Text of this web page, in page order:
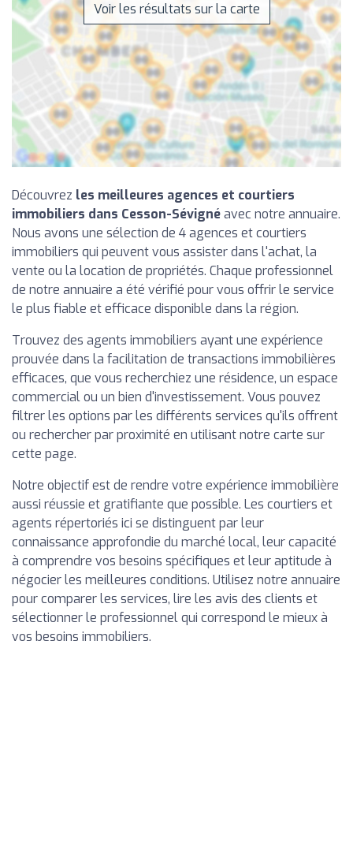
Voir les résultats sur la carte
Découvrez les meilleures agences et courtiers
immobiliers dans Cesson-Sévignéavec notre annuaire.
Nous avons une sélection de 4 agences et courtiers
immobiliers qui peuvent vous assister dans l'achat, la
vente ou la location de propriétés. Chaque professionnel
de notre annuaire a été vérifié pour vous offrir le service
le plus fiable et efficace disponible dans la région.
Trouvez des agents immobiliers ayant une expérience
prouvée dans la facilitation de transactions immobilières
efficaces, que vous recherchiez une résidence, un espace
commercial ou un bien d'investissement. Vous pouvez
filtrer les options par les différents services qu'ils offrent
ou rechercher par proximité en utilisant notre carte sur
cette page.
Notre objectif est de rendre votre expérience immobilière
aussi réussie et gratifiante que possible. Les courtiers et
agents répertoriés ici se distinguent par leur
connaissance approfondie du marché local, leur capacité
à comprendre vos besoins spécifiques et leur aptitude à
négocier les meilleures conditions. Utilisez notre annuaire
pour comparer les services, lire les avis des clients et
sélectionner le professionnel qui correspond le mieux à
vos besoins immobiliers.